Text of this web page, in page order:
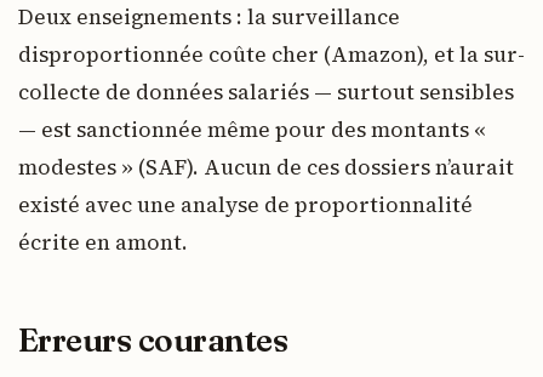
Deux enseignements : la surveillance
disproportionnée coûte cher (Amazon), et la sur-
collecte de données salariés — surtout sensibles
— est sanctionnée même pour des montants «
modestes » (SAF). Aucun de ces dossiers n’aurait
existé avec une analyse de proportionnalité
écrite en amont.
Erreurs courantes